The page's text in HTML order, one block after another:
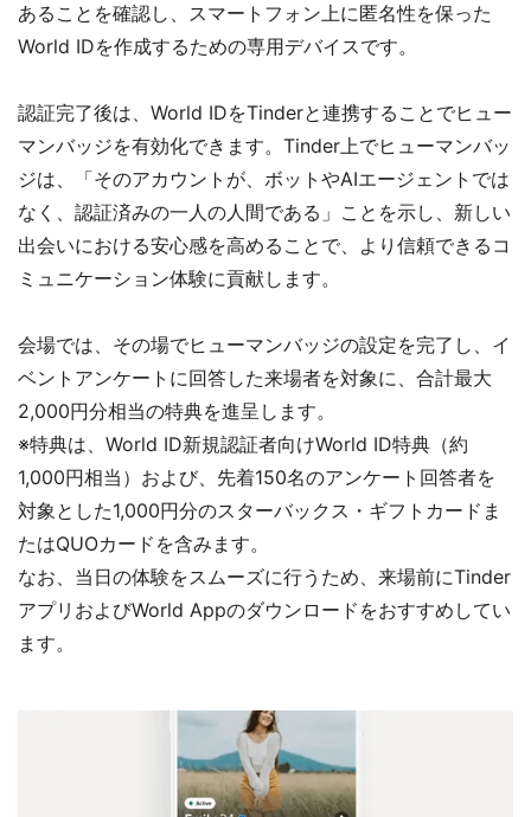
あることを確認し、スマートフォン上に匿名性を保った
World IDを作成するための専用デバイスです。
認証完了後は、World IDをTinderと連携することでヒュー
マンバッジを有効化できます。Tinder上でヒューマンバッ
ジは、「そのアカウントが、ボットやAIエージェントでは
なく、認証済みの一人の人間である」ことを示し、新しい
出会いにおける安心感を高めることで、より信頼できるコ
ミュニケーション体験に貢献します。
会場では、その場でヒューマンバッジの設定を完了し、イ
ベントアンケートに回答した来場者を対象に、合計最大
2,000円分相当の特典を進呈します。
※特典は、World ID新規認証者向けWorld ID特典（約
1,000円相当）および、先着150名のアンケート回答者を
対象とした1,000円分のスターバックス・ギフトカードま
たはQUOカードを含みます。
なお、当日の体験をスムーズに行うため、来場前にTinder
アプリおよびWorld Appのダウンロードをおすすめしてい
ます。